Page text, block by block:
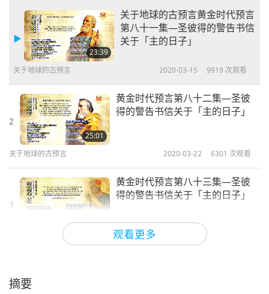
观看更多
23:39
关于地球的古预言黄金时代预言
第八十一集—圣彼得的警告书信
关于「主的日子」
关于地球的古预言 2020-03-15 9919 次观看
2
25:01
黄金时代预言第八十二集—圣彼
得的警告书信关于「主的日子」
关于地球的古预言 2020-03-22 6301 次观看
3
黄金时代预言第八十三集—圣彼
得的警告书信关于「主的日子」
关于地球的古预言
摘要